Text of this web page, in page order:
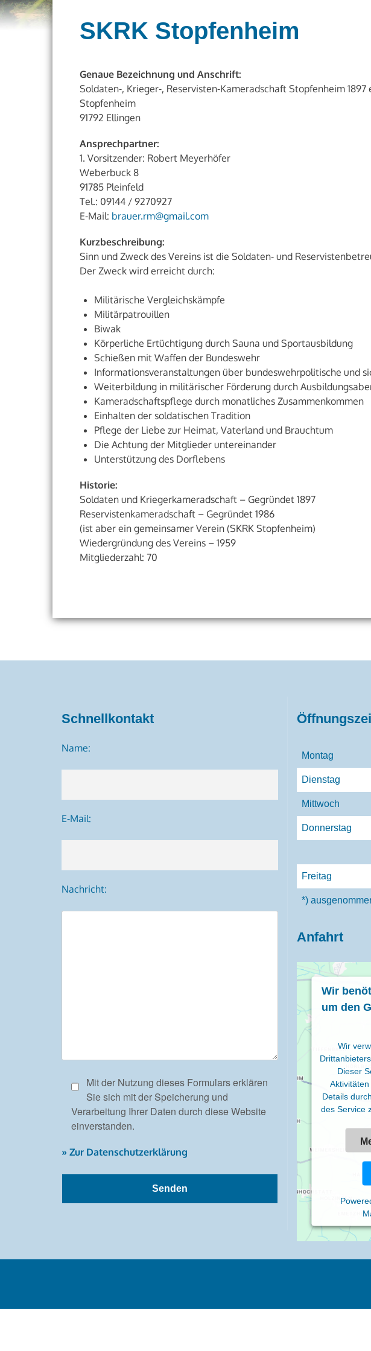
SKRK Stopfenheim
Genaue Bezeichnung und Anschrift:
Soldaten-, Krieger-, Reservisten-Kameradschaft Stopfenheim 1897
Stopfenheim
91792 Ellingen
Ansprechpartner:
1. Vorsitzender: Robert Meyerhöfer
Weberbuck 8
91785 Pleinfeld
Tel.: 09144 / 9270927
E-Mail: brauer.rm@gmail.com
Kurzbeschreibung:
Sinn und Zweck des Vereins ist die Soldaten- und
Der Zweck wird erreicht durch:
Militärische Vergleichskämpfe
Militärpatrouillen
Biwak
Körperliche Ertüchtigung durch Sauna und Sportausbildung
Schießen mit Waffen der Bundeswehr
Informationsveranstaltungen über bundeswehrpolitische und
Weiterbildung in militärischer Förderung durch
Kameradschaftspflege durch monatliches Zusammenkommen
Einhalten der soldatischen Tradition
Pflege der Liebe zur Heimat, Vaterland und Brauchtum
Die Achtung der Mitglieder untereinander
Unterstützung des Dorflebens
Historie:
Soldaten und Kriegerkameradschaft – Gegründet 1897
Reservistenkameradschaft – Gegründet 1986
(ist aber ein gemeinsamer Verein (SKRK Stopfenheim)
Wiedergründung des Vereins – 1959
Mitgliederzahl: 70
Schnellkontakt
Name:
E-Mail:
Nachricht:
Mit der Nutzung dieses Formulars erklären
Sie sich mit der Speicherung und
Verarbeitung Ihrer Daten durch diese Website
einverstanden.
» Zur Datenschutzerklärung
Montag
Dienstag
Mittwoch
Donnerstag
Freitag
*)
Anfahrt
Wir
um den
Wir
Dieser
Details
des Service